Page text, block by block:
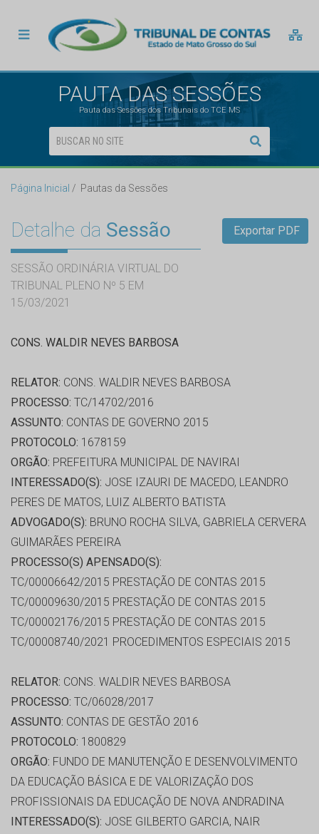
PAUTA DAS SESSÕES
Pauta das Sessões dos Tribunais do TCE MS
Página Inicial Pautas da Sessões
Detalhe da Sessão
SESSÃO ORDINÁRIA VIRTUAL DO
TRIBUNAL PLENO Nº 5 EM
15/03/2021
Exportar PDF
CONS. WALDIR NEVES BARBOSA
RELATOR: CONS. WALDIR NEVES BARBOSA
PROCESSO: TC/14702/2016
ASSUNTO: CONTAS DE GOVERNO 2015
PROTOCOLO: 1678159
ORGÃO: PREFEITURA MUNICIPAL DE NAVIRAI
INTERESSADO(S): JOSE IZAURI DE MACEDO, LEANDRO
PERES DE MATOS, LUIZ ALBERTO BATISTA
ADVOGADO(S): BRUNO ROCHA SILVA, GABRIELA CERVERA
GUIMARÃES PEREIRA
PROCESSO(S) APENSADO(S):
TC/00006642/2015 PRESTAÇÃO DE CONTAS 2015
TC/00009630/2015 PRESTAÇÃO DE CONTAS 2015
TC/00002176/2015 PRESTAÇÃO DE CONTAS 2015
TC/00008740/2021 PROCEDIMENTOS ESPECIAIS 2015
RELATOR: CONS. WALDIR NEVES BARBOSA
PROCESSO: TC/06028/2017
ASSUNTO: CONTAS DE GESTÃO 2016
PROTOCOLO: 1800829
ORGÃO: FUNDO DE MANUTENÇÃO E DESENVOLVIMENTO
DA EDUCAÇÃO BÁSICA E DE VALORIZAÇÃO DOS
PROFISSIONAIS DA EDUCAÇÃO DE NOVA ANDRADINA
INTERESSADO(S): JOSE GILBERTO GARCIA, NAIR